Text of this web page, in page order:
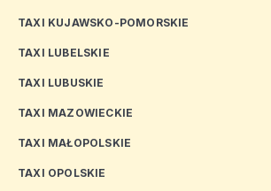
TAXI KUJAWSKO-POMORSKIE
TAXI LUBELSKIE
TAXI LUBUSKIE
TAXI MAZOWIECKIE
TAXI MAŁOPOLSKIE
TAXI OPOLSKIE